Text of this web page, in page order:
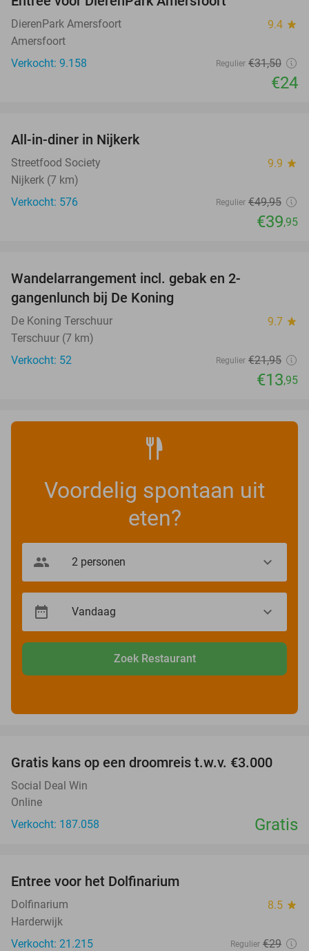
DierenPark Amersfoort 9.4 star
Amersfoort
Verkocht: 9.158
Regulier €31,50
€24
All-in-diner in Nijkerk
Streetfood Society 9.9 star
Nijkerk (7 km)
Verkocht: 576
Regulier €49,95
€39,95
Wandelarrangement incl. gebak en 2-
gangenlunch bij De Koning
De Koning Terschuur 9.7 star
Terschuur (7 km)
Verkocht: 52
Regulier €21,95
€13,95
Voordelig spontaan uit
eten?
Zoek Restaurant
Gratis kans op een droomreis t.w.v. €3.000
Social Deal Win
Online
Verkocht: 187.058
Gratis
Entree voor het Dolfinarium
Dolfinarium 8.5 star
Harderwijk
Verkocht: 21.215
Regulier €29